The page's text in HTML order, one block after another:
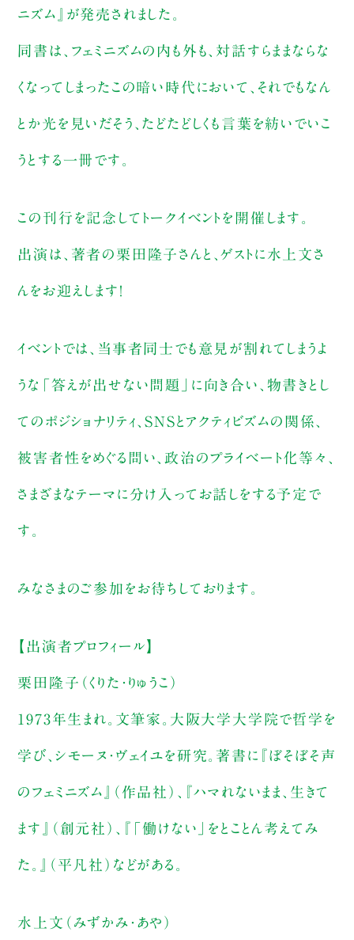
購入ページへ
【サイン入り書籍『暗中模索のフェミニ
購入ページへ
【サイン入り書籍『ぼそぼそ声のフェミ
ズム』『ぼそぼそ声のフェミニズム 増
全てのチケット販売
ニズム』が発売されました。
同書は、フェミニズムの内も外も、対話すらままならな
くなってしまったこの暗い時代において、それでもなん
とか光を見いだそう、たどたどしくも言葉を紡いでいこ
うとする一冊です。
この刊行を記念してトークイベントを開催します。
出演は、著者の栗田隆子さんと、ゲストに水上文さ
んをお迎えします！
イベントでは、当事者同士でも意見が割れてしまうよ
うな「答えが出せない問題」に向き合い、物書きとし
てのポジショナリティ、SNSとアクティビズムの関係、
被害者性をめぐる問い、政治のプライベート化等々、
さまざまなテーマに分け入ってお話しをする予定で
す。
みなさまのご参加をお待ちしております。
【出演者プロフィール】
栗田隆子（くりた・りゅうこ）
1973年生まれ。文筆家。大阪大学大学院で哲学を
学び、シモーヌ・ヴェイユを研究。著書に『ぼそぼそ声
のフェミニズム』（作品社）、『ハマれないまま、生きて
ます』（創元社）、『「働けない」をとことん考えてみ
た。』（平凡社）などがある。
水上文（みずかみ・あや）